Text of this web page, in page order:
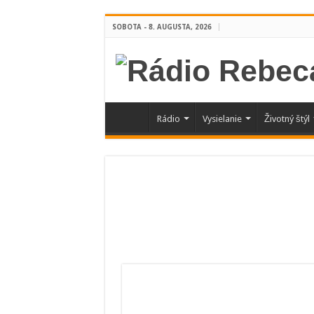
SOBOTA - 8. AUGUSTA, 2026
Rádio Vysielanie Životný štýl